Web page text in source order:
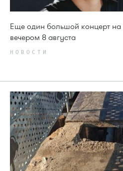
Еще один большой концерт
вечером 8 августа
НОВОСТИ